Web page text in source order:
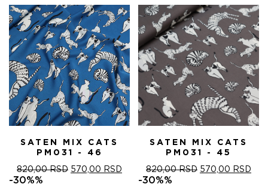
SATEN MIX CATS
PM031 - 46
820,00RSD ОРИГИНАЛНА
570,00 RSD ТРЕНУТНА
ЦЕНА
-30%%
SATEN MIX CATS
PM031 - 45
820,00RSD ОРИГИНАЛНА
570,00 RSD
-30%%